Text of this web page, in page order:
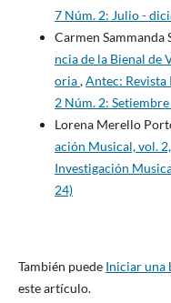
7 Núm. 2: Julio -
Carmen Sammanda
ncia de la Bienal de
oria,Antec: Revista
2 Núm. 2:
Lorena Merello
ación Musical, vol.
Investigación
24)
También puede Iniciar una
este artículo.